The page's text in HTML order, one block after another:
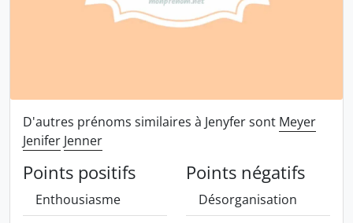
D'autres prénoms similaires à Jenyfer sont Meyer
Jenifer Jenner
Points positifs
Enthousiasme
Points négatifs
Désorganisation